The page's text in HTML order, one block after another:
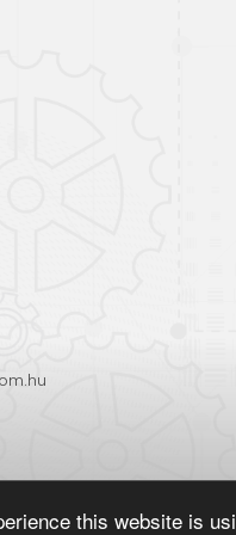
this website is
jog fenntartva | Telefon: